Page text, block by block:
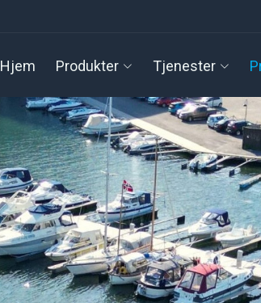
Hjem Produkter Tjenester